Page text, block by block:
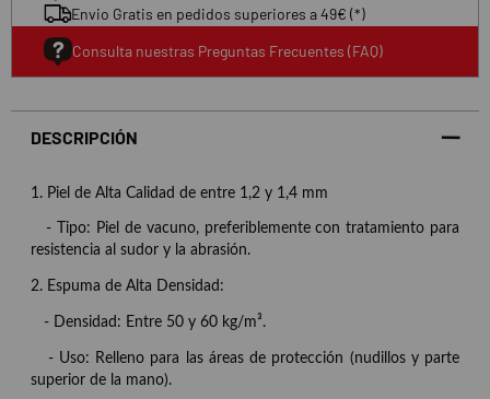
Envio Gratis en pedidos superiores a 49€ (*)
Consulta nuestras Preguntas Frecuentes (FAQ)
DESCRIPCIÓN
1. Piel de Alta Calidad de entre 1,2 y 1,4 mm
- Tipo: Piel de vacuno, preferiblemente con tratamiento para
resistencia al sudor y la abrasión.
2. Espuma de Alta Densidad:
- Densidad: Entre 50 y 60 kg/m³.
- Uso: Relleno para las áreas de protección (nudillos y parte
superior de la mano).